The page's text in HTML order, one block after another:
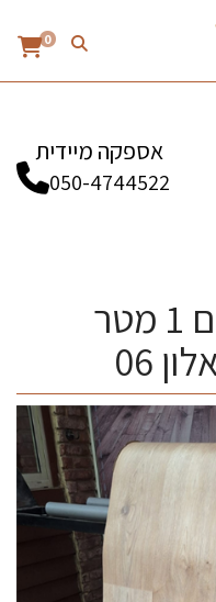
0
אספקה מיידית
050-4744522
שטיח PVC לינולאום 1 מטר
06